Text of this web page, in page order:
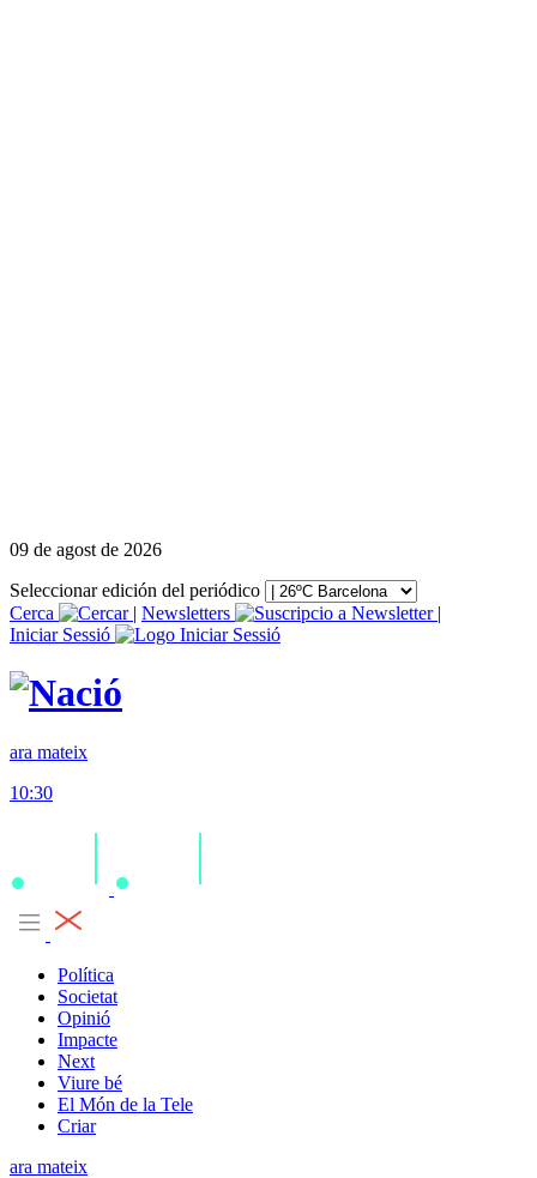
09 de agost de 2026
Seleccionar edición del periódico
Cerca
| Newsletters
|
Iniciar Sessió
ara mateix
10:30
Política
Societat
Opinió
Impacte
Next
Viure bé
El Món de la Tele
Criar
ara mateix